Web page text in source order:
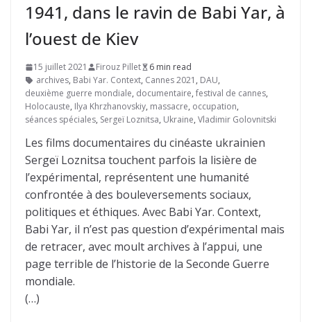
1941, dans le ravin de Babi Yar, à
l’ouest de Kiev
15 juillet 2021 Firouz Pillet
6 min read
archives, Babi Yar. Context, Cannes 2021 , DAU,
deuxième guerre mondiale, documentaire, festival de cannes,
Holocauste, Ilya Khrzhanovskiy, massacre, occupation,
séances spéciales, Sergeï Loznitsa, Ukraine, Vladimir Golovnitski
Les films documentaires du cinéaste ukrainien
Sergeï Loznitsa touchent parfois la lisière de
l’expérimental, représentent une humanité
confrontée à des bouleversements sociaux,
politiques et éthiques. Avec Babi Yar. Context,
Babi Yar, il n’est pas question d’expérimental mais
de retracer, avec moult archives à l’appui, une
page terrible de l’historie de la Seconde Guerre
mondiale.
(…)